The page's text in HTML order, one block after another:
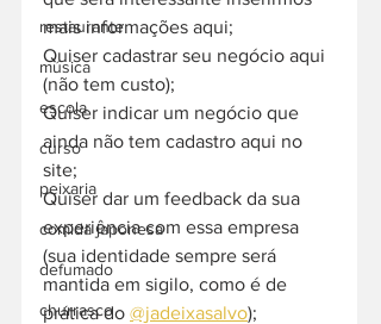
restaurante
música
escola
curso
peixaria
comida japonesa
defumado
churrasco
mais informações aqui;
Quiser cadastrar seu negócio aqui
(não tem custo);
Quiser indicar um negócio que
ainda não tem cadastro aqui no
site;
Quiser dar um feedback da sua
experiência com essa empresa
(sua identidade sempre será
mantida em sigilo, como é de
prática do @jadeixasalvo);